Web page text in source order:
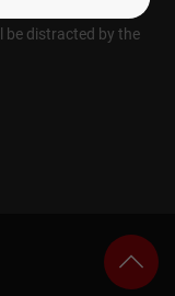
be distracted by the